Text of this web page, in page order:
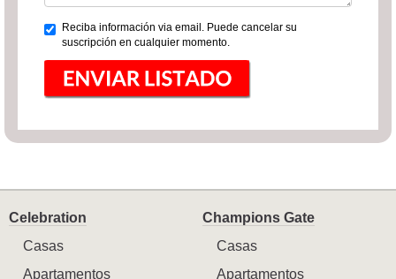
Reciba información via email. Puede cancelar su
suscripción en cualquier momento.
Celebration
Casas
Apartamentos
Champions Gate
Casas
Apartamentos